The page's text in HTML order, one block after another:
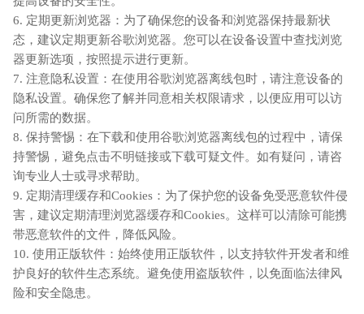
6. 定期更新浏览器：为了确保您的设备和浏览器保持最新状
态，建议定期更新谷歌浏览器。您可以在设备设置中查找浏览
器更新选项，按照提示进行更新。
7. 注意隐私设置：在使用谷歌浏览器离线包时，请注意设备的
隐私设置。确保您了解并同意相关权限请求，以便应用可以访
问所需的数据。
8. 保持警惕：在下载和使用谷歌浏览器离线包的过程中，请保
持警惕，避免点击不明链接或下载可疑文件。如有疑问，请咨
询专业人士或寻求帮助。
9. 定期清理缓存和Cookies：为了保护您的设备免受恶意软件侵
害，建议定期清理浏览器缓存和Cookies。这样可以清除可能携
带恶意软件的文件，降低风险。
10. 使用正版软件：始终使用正版软件，以支持软件开发者和维
护良好的软件生态系统。避免使用盗版软件，以免面临法律风
险和安全隐患。